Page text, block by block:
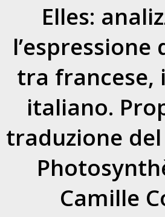
Elles:
l’espressione
tra francese,
italiano.
traduzione
Camille